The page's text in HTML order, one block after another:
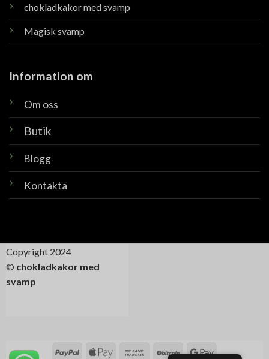
chokladkakor med svamp
Magisk svamp
Information om
Om oss
Butik
Blogg
Kontakta
Copyright 2024
© chokladkakor med
svamp